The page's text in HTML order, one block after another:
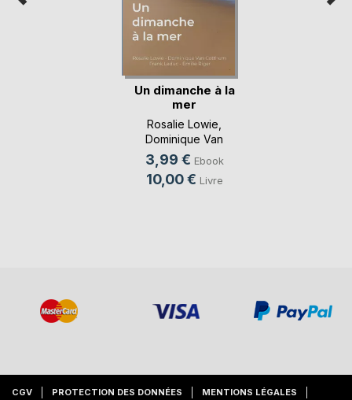
Un dimanche à la
mer
Rosalie Lowie
Dominique Van
Cotthem
3,99 € Ebook
10,00 € Livre
CGV PROTECTION DES DONNÉES MENTIONS LÉGALES